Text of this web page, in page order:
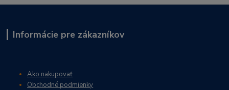
Informácie pre zákazníkov
Ako nakupovať
Obchodné podmienky